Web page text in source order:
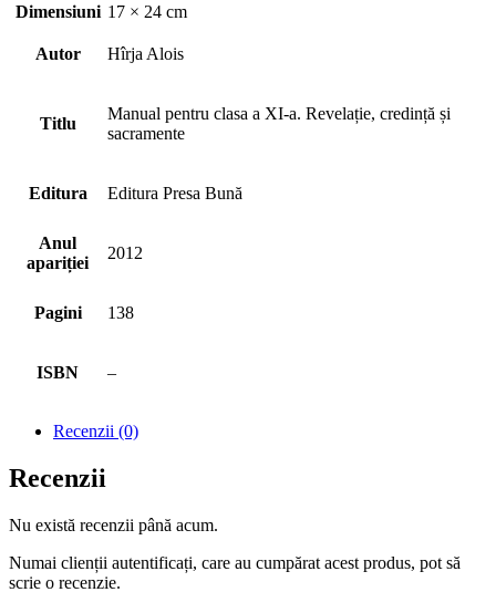
Dimensiuni 17 × 24 cm
Autor Hîrja Alois
Titlu
Manual pentru clasa a XI-a. Revelație, credință și
sacramente
Editura Editura Presa Bună
Anul
apariției
2012
Pagini 138
ISBN –
Recenzii (0)
Recenzii
Nu există recenzii până acum.
Numai clienții autentificați, care au cumpărat acest produs, pot să
scrie o recenzie.